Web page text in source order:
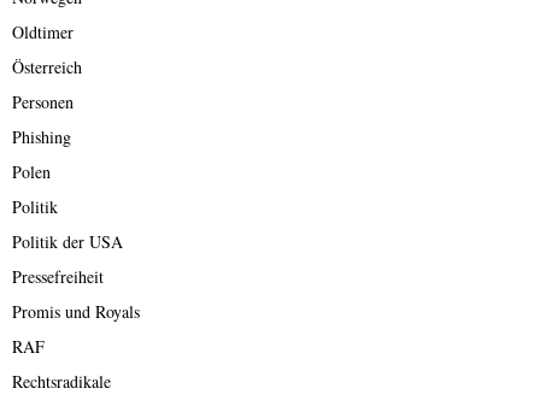
Oldtimer
Österreich
Personen
Phishing
Polen
Politik
Politik der USA
Pressefreiheit
Promis und Royals
RAF
Rechtsradikale